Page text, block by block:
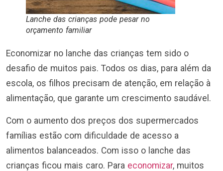
Lanche das crianças pode pesar no
orçamento familiar
Economizar no lanche das crianças tem sido o
desafio de muitos pais. Todos os dias, para além da
escola, os filhos precisam de atenção, em relação à
alimentação, que garante um crescimento saudável.
Com o aumento dos preços dos supermercados
famílias estão com dificuldade de acesso a
alimentos balanceados. Com isso o lanche das
crianças ficou mais caro. Para economizar, muitos